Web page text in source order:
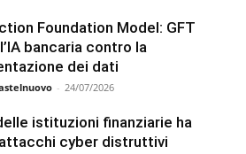
Foundation Model: GFT
bancaria contro la
dei dati
- 24/07/2026
istituzioni finanziarie ha
cyber distruttivi